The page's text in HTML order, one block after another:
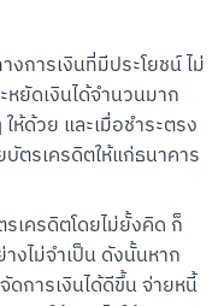
การเงินที่มีประโยชน์ ไม่
ยัดเงินได้จำนวนมาก
ด้วย และเมื่อชำระตรง
ตรเครดิตให้แก่ธนาคาร
เครดิตโดยไม่ยั้งคิด ก็
งไม่จำเป็น ดังนั้นหาก
ดการเงินได้ดีขึ้น จ่ายหนี้